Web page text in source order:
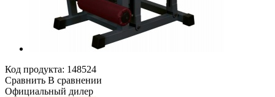
Код продукта: 148524
Сравнить В сравнении
Официальный дилер